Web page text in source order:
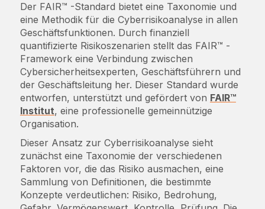
Der FAIR™ -Standard bietet eine Taxonomie und
eine Methodik für die Cyberrisikoanalyse in allen
Geschäftsfunktionen. Durch finanziell
quantifizierte Risikoszenarien stellt das FAIR™ -
Framework eine Verbindung zwischen
Cybersicherheitsexperten, Geschäftsführern und
der Geschäftsleitung her. Dieser Standard wurde
entworfen, unterstützt und gefördert von FAIR™
Institut, eine professionelle gemeinnützige
Organisation.
Dieser Ansatz zur Cyberrisikoanalyse sieht
zunächst eine Taxonomie der verschiedenen
Faktoren vor, die das Risiko ausmachen, eine
Sammlung von Definitionen, die bestimmte
Konzepte verdeutlichen: Risiko, Bedrohung,